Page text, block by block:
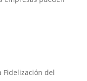
Fidelización del